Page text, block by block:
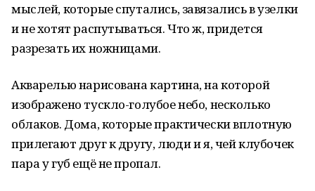
мыслей, которые спутались, завязались в узелки
и не хотят распутываться. Что ж, придется
разрезать их ножницами.
Акварелью нарисована картина, на которой
изображено тускло-голубое небо, несколько
облаков. Дома, которые практически вплотную
прилегают друг к другу, люди и я, чей клубочек
пара у губ ещё не пропал.